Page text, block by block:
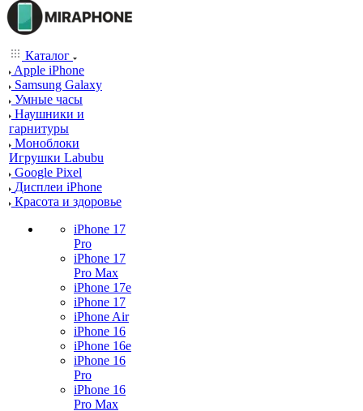
Каталог
Apple iPhone
Samsung Galaxy
Умные часы
Наушники и
гарнитуры
Моноблоки
Игрушки Labubu
Google Pixel
Дисплеи iPhone
Красота и здоровье
iPhone 17
Pro
iPhone 17
Pro Max
iPhone 17e
iPhone 17
iPhone Air
iPhone 16
iPhone 16e
iPhone 16
Pro
iPhone 16
Pro Max